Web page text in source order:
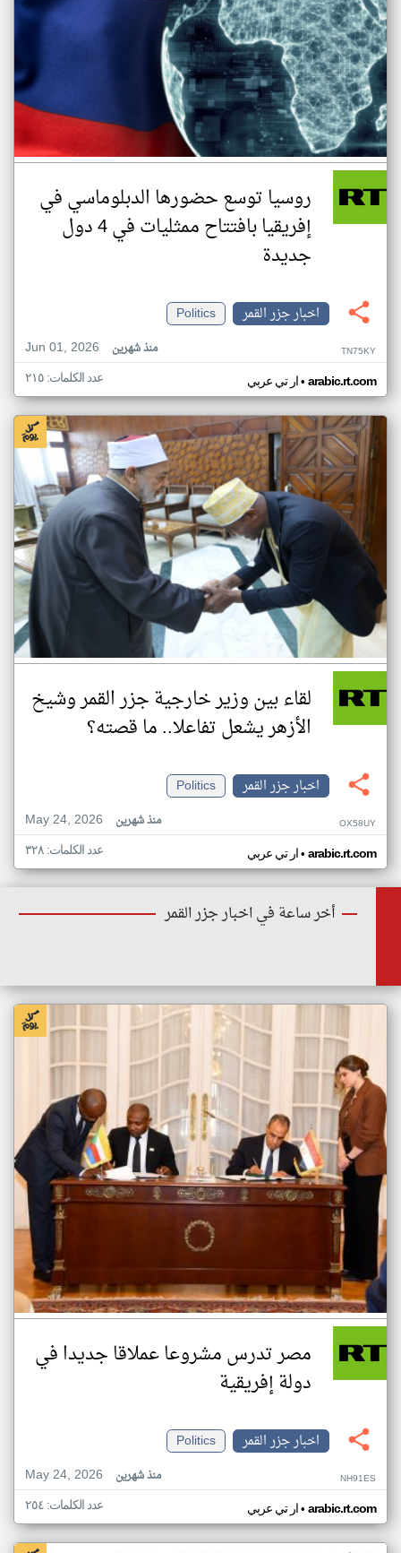
روسيا توسع حضورها الدبلوماسي في
إفريقيا بافتتاح ممثليات في 4 دول
جديدة
اخبار جزر القمر
Politics
Jun 01, 2026
منذ شهرين TN75KY
ار تي عربي• arabic.rt.com عدد الكلمات: ٢١٥
لقاء بين وزير خارجية جزر القمر وشيخ
الأزهر يشعل تفاعلا.. ما قصته؟
اخبار جزر القمر
Politics
May 24, 2026
منذ شهرين OX58UY
ار تي عربي• arabic.rt.com عدد الكلمات: ٣٢٨
أخر ساعة في اخبار جزر القمر
مصر تدرس مشروعا عملاقا جديدا في
دولة إفريقية
اخبار جزر القمر
Politics
May 24, 2026
منذ شهرين NH91ES
ار تي عربي• arabic.rt.com عدد الكلمات: ٢٥٤